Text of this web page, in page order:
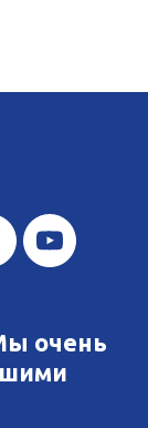
очень